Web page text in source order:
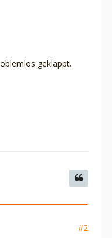
geklappt.
#2